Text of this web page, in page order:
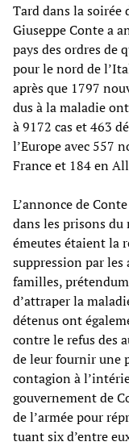
Tard dans la
Giuseppe Conte a
pays des ordres de
pour le nord de
après que 1797
dus à la maladie
à 9172 cas et 463
l’Europe avec 557
France et 184 en
L’annonce de
dans les prisons du
émeutes étaient la
suppression par
familles,
d’attraper la
détenus ont
contre le refus des
de leur fournir une
contagion à
gouvernement de
de l’armée pour
tuant six d’entre